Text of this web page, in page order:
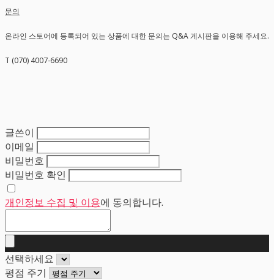
문의
온라인 스토어에 등록되어 있는 상품에 대한 문의는 Q&A 게시판을 이용해 주세요.
T (070) 4007-6690
글쓴이
이메일
비밀번호
비밀번호 확인
개인정보 수집 및 이용에 동의합니다.
선택하세요
평점 주기